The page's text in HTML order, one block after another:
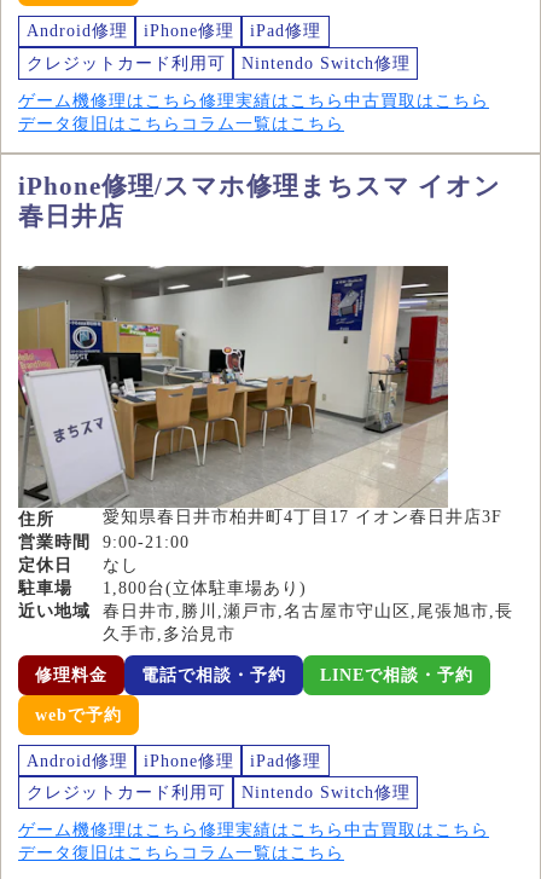
Android修理 iPhone修理
iPad修理
クレジットカード利用可
Nintendo Switch修理
ゲーム機修理はこちら 修理実績はこちら 中古買取はこちら
データ復旧はこちら コラム一覧はこちら
iPhone修理/スマホ修理まちスマ イオン
春日井店
住所
愛知県春日井市柏井町4丁目17 イオン春日井店3F
営業時間
9:00-21:00
定休日
なし
駐車場
1,800台(立体駐車場あり)
近い地域
春日井市,勝川,瀬戸市,名古屋市守山区,尾張旭市,長
久手市,多治見市
修理料金 電話で相談・予約 LINEで相談・予約
webで予約
Android修理 iPhone修理
iPad修理
クレジットカード利用可
Nintendo Switch修理
ゲーム機修理はこちら 修理実績はこちら 中古買取はこちら
データ復旧はこちら コラム一覧はこちら